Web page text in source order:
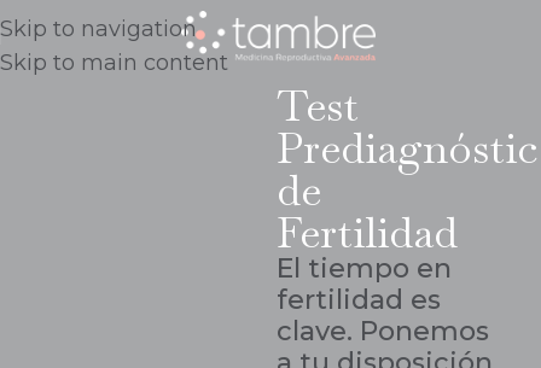
Skip to navigation
Skip to main content
Test
de
Fertilidad
El tiempo en
fertilidad es
clave. Ponemos